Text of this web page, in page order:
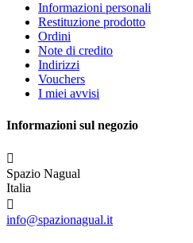
Informazioni personali
Restituzione prodotto
Ordini
Note di credito
Indirizzi
Vouchers
I miei avvisi
Informazioni sul negozio

Spazio Nagual
Italia

info@spazionagual.it